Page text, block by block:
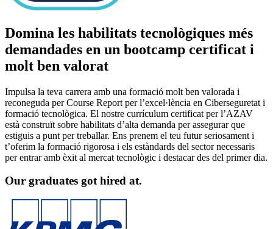
Domina les habilitats tecnològiques més
demandades en un bootcamp certificat i
molt ben valorat
Impulsa la teva carrera amb una formació molt ben valorada i
reconeguda per Course Report per l’excel·lència en Ciberseguretat i
formació tecnològica. El nostre currículum certificat per l’AZAV
està construït sobre habilitats d’alta demanda per assegurar que
estiguis a punt per treballar. Ens prenem el teu futur seriosament i
t’oferim la formació rigorosa i els estàndards del sector necessaris
per entrar amb èxit al mercat tecnològic i destacar des del primer dia.
Our graduates got hired at.